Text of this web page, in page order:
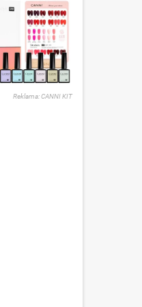
Reklama: CANNI KIT